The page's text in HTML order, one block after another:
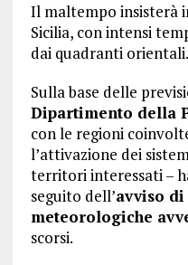
Il maltempo insisterà
Sicilia, con intensi
dai quadranti orientali.
Sulla base delle
Dipartimento della
con le regioni
l’attivazione dei
territori interessati –
seguito dell’avviso
meteorologiche
scorsi.